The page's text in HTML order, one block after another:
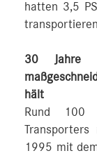
hatten 3,5
30 Jahre
hält
Rund 100
1995 mit